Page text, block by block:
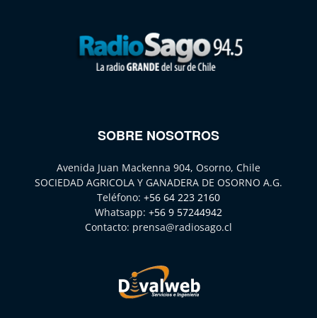
SOBRE NOSOTROS
Avenida Juan Mackenna 904, Osorno, Chile
SOCIEDAD AGRICOLA Y GANADERA DE OSORNO A.G.
Teléfono: +56 64 223 2160
Whatsapp: +56 9 57244942
Contacto: prensa@radiosago.cl